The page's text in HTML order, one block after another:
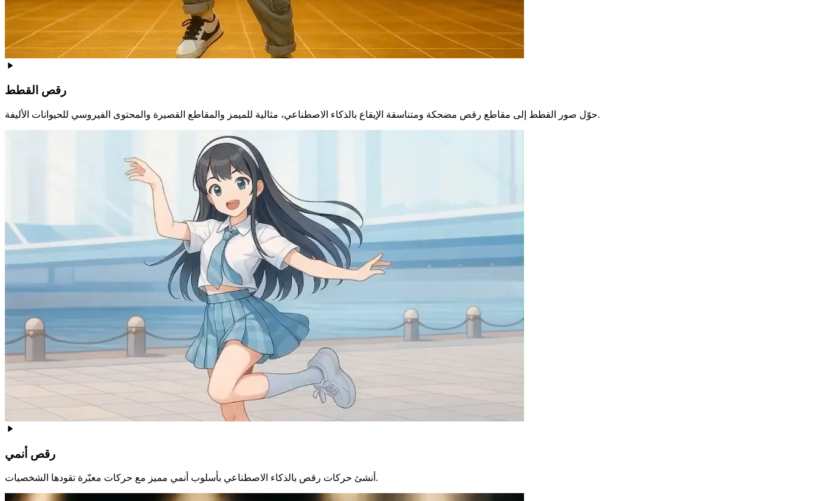
رقص القطط
حوّل صور القطط إلى مقاطع رقص مضحكة ومتناسقة الإيقاع بالذكاء الاصطناعي، مثالية للميمز والمقاطع القصيرة والمحتوى الفيروسي للحيوانات الأليفة.
رقص أنمي
أنشئ حركات رقص بالذكاء الاصطناعي بأسلوب أنمي مميز مع حركات معبّرة تقودها الشخصيات.